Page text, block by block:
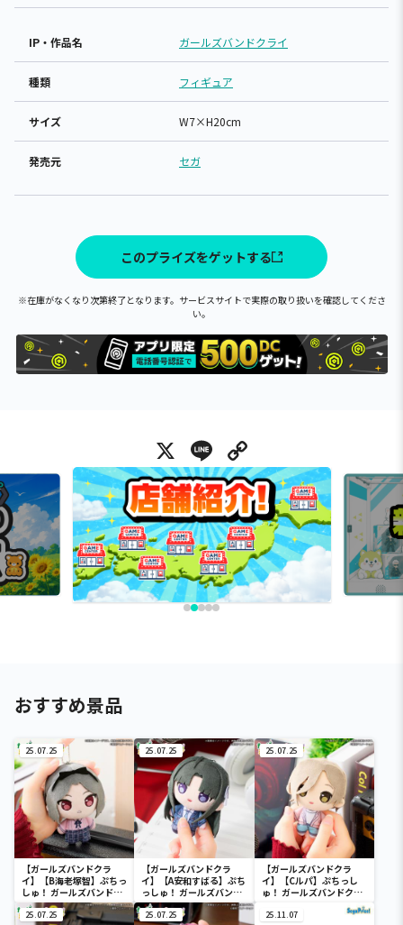
IP・作品名 ガールズバンドクライ
種類 フィギュア
サイズ W7×H20cm
発売元 セガ
このプライズをゲットする
※在庫がなくなり次第終了となります。サービスサイトで実際の取り扱いを確認してくださ
い。
X Line
おすすめ景品
25.07.25
【ガールズバンドクラ
イ】【B海老塚智】ぷちっ
しゅ！ ガールズバンドク
ライ
25.07.25
【ガールズバンドクラ
イ】【A安和すばる】ぷち
っしゅ！ ガールズバンド
クライ
25.07.25
【ガールズバンドクラ
イ】【Cルパ】ぷちっし
ゅ！ ガールズバンドクラ
25.07.25 25.07.25 25.11.07